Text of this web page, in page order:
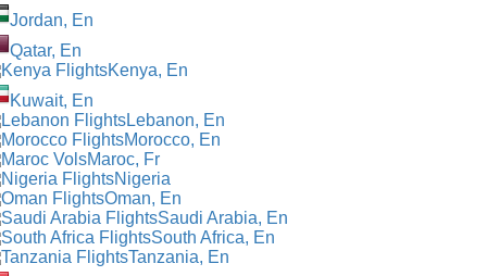
Jordan, En
Qatar, En
Kenya, En
Kuwait, En
Lebanon, En
Morocco, En
Maroc, Fr
Nigeria
Oman, En
Saudi Arabia, En
South Africa, En
Tanzania, En